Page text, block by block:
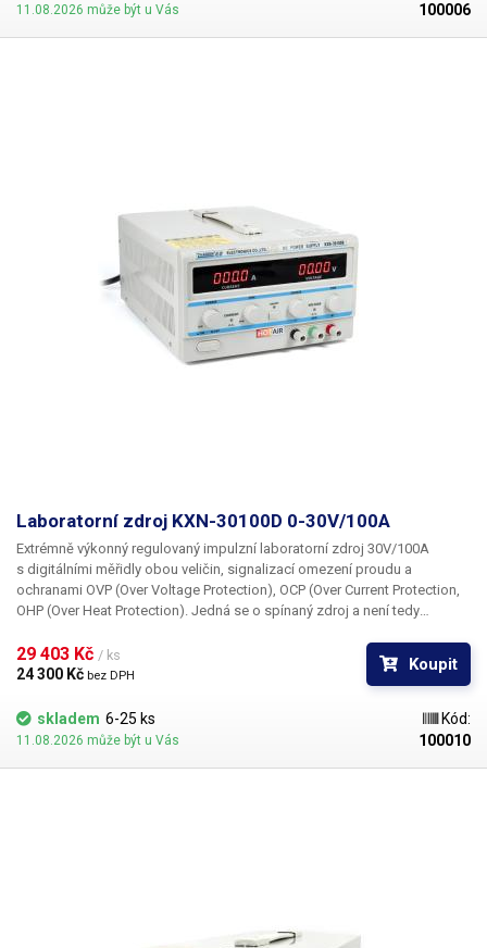
11.08.2026 může být u Vás
100006
Laboratorní zdroj KXN-30100D 0-30V/100A
Extrémně výkonný regulovaný impulzní laboratorní zdroj 30V/100A
s digitálními měřidly obou veličin, signalizací omezení proudu a
ochranami OVP (Over Voltage Protection), OCP (Over Current Protection,
OHP (Over Heat Protection). Jedná se o spínaný zdroj a není tedy
klasickým transformátorem.
29 403 Kč / ks
24 300 Kč bez DPH
Koupit
skladem 6-25 ks
11.08.2026 může být u Vás
Kód:
100010